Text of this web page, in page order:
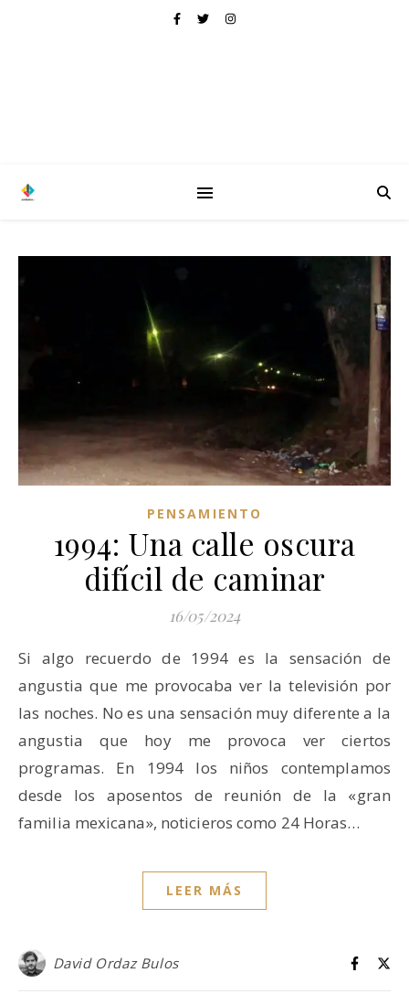
PENSAMIENTO
1994: Una calle oscura
difícil de caminar
16/05/2024
Si algo recuerdo de 1994 es la sensación de
angustia que me provocaba ver la televisión por
las noches. No es una sensación muy diferente a la
angustia que hoy me provoca ver ciertos
programas. En 1994 los niños contemplamos
desde los aposentos de reunión de la «gran
familia mexicana», noticieros como 24 Horas…
LEER MÁS
David Ordaz Bulos